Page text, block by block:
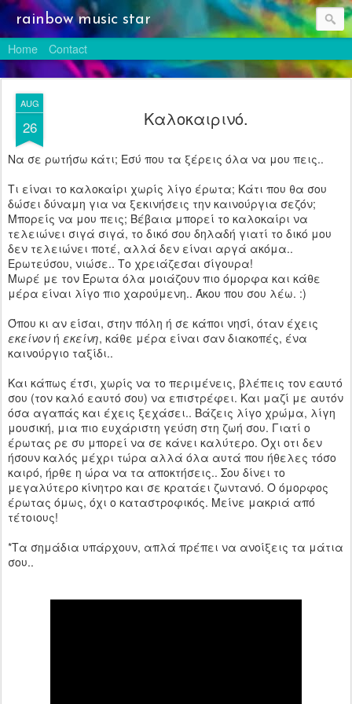
rainbow music star
Home Contact
AUG
26 Καλοκαιρινό.
Να σε ρωτήσω κάτι; Εσύ που τα ξέρεις όλα να μου πεις..
Τι είναι το καλοκαίρι χωρίς λίγο έρωτα; Κάτι που θα σου
δώσει δύναμη για να ξεκινήσεις την καινούργια σεζόν;
Μπορείς να μου πεις; Βέβαια μπορεί το καλοκαίρι να
τελειώνει σιγά σιγά, το δικό σου δηλαδή γιατί το δικό μου
δεν τελειώνει ποτέ, αλλά δεν είναι αργά ακόμα..
Ερωτεύσου, νιώσε.. Το χρειάζεσαι σίγουρα!
Μωρέ με τον Έρωτα όλα μοιάζουν πιο όμορφα και κάθε
μέρα είναι λίγο πιο χαρούμενη.. Άκου που σου λέω. :)
Όπου κι αν είσαι, στην πόλη ή σε κάποι νησί, όταν έχεις
εκείνον ή εκείνη, κάθε μέρα είναι σαν διακοπές, ένα
καινούργιο ταξίδι..
Και κάπως έτσι, χωρίς να το περιμένεις, βλέπεις τον εαυτό
σου (τον καλό εαυτό σου) να επιστρέφει. Και μαζί με αυτόν
όσα αγαπάς και έχεις ξεχάσει.. Βάζεις λίγο χρώμα, λίγη
μουσική, μια πιο ευχάριστη γεύση στη ζωή σου. Γιατί ο
έρωτας ρε συ μπορεί να σε κάνει καλύτερο. Όχι οτι δεν
ήσουν καλός μέχρι τώρα αλλά όλα αυτά που ήθελες τόσο
καιρό, ήρθε η ώρα να τα αποκτήσεις.. Σου δίνει το
μεγαλύτερο κίνητρο και σε κρατάει ζωντανό. Ο όμορφος
έρωτας όμως, όχι ο καταστροφικός. Μείνε μακριά από
τέτοιους!
*Τα σημάδια υπάρχουν, απλά πρέπει να ανοίξεις τα μάτια
σου..